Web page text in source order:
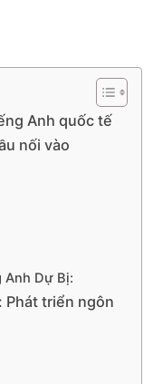
Anh quốc tế
nối vào
Dự Bị:
Phát triển ngôn